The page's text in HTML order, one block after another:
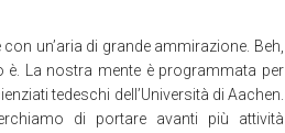
un’aria di grande ammirazione. Beh,
La nostra mente è programmata per
tedeschi dell’Università di Aachen.
di portare avanti più attività